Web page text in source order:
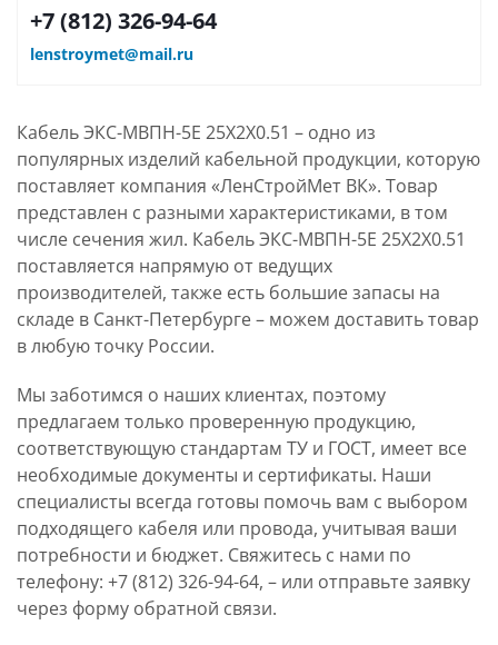
+7 (812) 326-94-64
lenstroymet@mail.ru
Кабель ЭКС-МВПН-5Е 25Х2Х0.51 – одно из
популярных изделий кабельной продукции, которую
поставляет компания «ЛенСтройМет ВК». Товар
представлен с разными характеристиками, в том
числе сечения жил. Кабель ЭКС-МВПН-5Е 25Х2Х0.51
поставляется напрямую от ведущих
производителей, также есть большие запасы на
складе в Санкт-Петербурге – можем доставить товар
в любую точку России.
Мы заботимся о наших клиентах, поэтому
предлагаем только проверенную продукцию,
соответствующую стандартам ТУ и ГОСТ, имеет все
необходимые документы и сертификаты. Наши
специалисты всегда готовы помочь вам с выбором
подходящего кабеля или провода, учитывая ваши
потребности и бюджет. Свяжитесь с нами по
телефону: +7 (812) 326-94-64, – или отправьте заявку
через форму обратной связи.